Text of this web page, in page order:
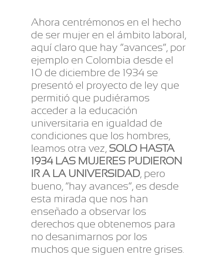
Ahora centrémonos en el hecho
de ser mujer en el ámbito laboral,
aquí claro que hay “avances”, por
ejemplo en Colombia desde el
10 de diciembre de 1934 se
presentó el proyecto de ley que
permitió que pudiéramos
acceder a la educación
universitaria en igualdad de
condiciones que los hombres,
leamos otra vez, SOLO HASTA
1934 LAS MUJERES PUDIERON
IR A LA UNIVERSIDAD, pero
bueno, “hay avances”, es desde
esta mirada que nos han
enseñado a observar los
derechos que obtenemos para
no desanimarnos por los
muchos que siguen entre grises.